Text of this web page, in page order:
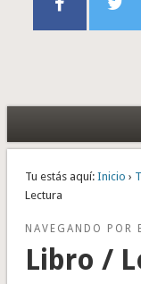
Tu estás aquí: Inicio ›
Lectura
NAVEGANDO POR
Libro /